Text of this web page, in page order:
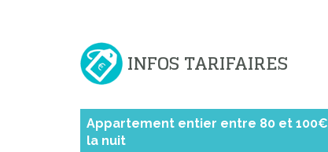
INFOS TARIFAIRES
Appartement entier entre 80 et 100€
la nuit